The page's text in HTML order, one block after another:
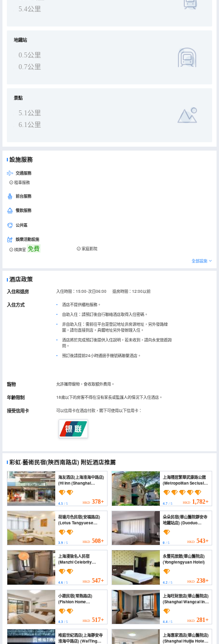
5.4公里
地鐵站
0.5公里
0.7公里
景點
5.1公里
6.1公里
設施服務
交通服務
租車服務
前台服務
餐飲服務
公共區
娛樂活動設施
棋牌室 免費 家庭影院
全部設施
酒店政策
入住和退房 入住時間：15:00-次日06:00 退房時間：12:00以前
入住方式
酒店不提供櫃枱服務。
自助入住：請預訂後自行聯絡酒店取得入住密碼。
非自助入住：需前往平台是登記地址非房源地址，另外發路線
圖，請勿直接到店。具體地址另外發辦理入住。
酒店將於完成預訂後提供入住說明，若未收到，請向永安旅遊詢
問。
預訂後請提前24小時通過手機號碼聯繫酒店。
寵物 允許攜帶寵物，會收取額外費用。
年齡限制 18歲以下的房客不得在沒有家長或監護人的情況下入住酒店。
接受信用卡 可以信用卡在酒店付款，閣下可使用以下信用卡：
彩虹·藝術民宿(陝西南路店) 附近酒店推薦
海友酒店(上海淮海中路店)
(Hi Inn (Shanghai
Huaihai Middle Road))
4.5 / 5 HKD 378+
上海隱居繁華武康路公館
(Metropolitan Seclusive
Life In Wukang rd
Shanghai)
4.7/ 5 HKD 1,782+
荷塘月色民宿(安福路店)
(Lotus Tangyuese
Homestay (Anfu Road))
3.9 / 5 HKD 508+
朵朵民宿(華山醫院靜安寺
地鐵站店) (Duoduo
Home)
0/ 5 HKD 543+
上海漫致名人民宿
(Manzhi Celebrity
Hostel)
4.6 / 5 HKD 547+
永豐苑旅館(華山醫院店)
(Yongfengyuan Hotel)
4.2/ 5 HKD 238+
小築民宿(常熟路店)
(Fishion Home
(Changshu Road
Station))
4.3 / 5 HKD 517+
上海旺財旅店(華山醫院店)
(Shanghai Wangcai Inn
(Huashan Hospital))
4.4/ 5 HKD 281+
唯庭世紀酒店(上海靜安寺
淮海中路店) (WaiTing
上海惠家酒店(華山醫院店)
(Shanghai Huijia Hotel